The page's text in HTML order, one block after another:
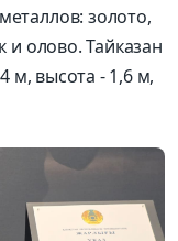
золото,
и олово. Тайказан
м, высота - 1,6 м,